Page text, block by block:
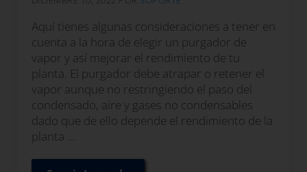
Aquí tienes algunas consideraciones a tener en
cuenta a la hora de elegir un purgador de
vapor y así mejorar el rendimiento de tu
planta. El purgador debe atrapar o retener el
vapor aunque no restringiendo el paso del
condensado, aire y gases no condensables
dado que de ello depende el rendimiento de la
planta …